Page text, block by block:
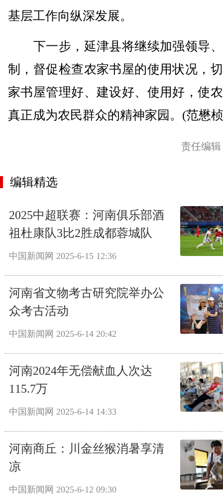
基层工作向纵深发展。
下一步，延津县将继续加强领导
制，督促检查农家书屋的使用状况，
家书屋管理好、建设好、使用好，使
真正成为农民群众的精神家园。(范懋
责任编
编辑精选
2025中超联赛：河南俱乐部酒
祖杜康队3比2胜成都蓉城队
中国新闻网 2025-6-15 12:36
河南省文物考古研究院举办公
众考古活动
中国新闻网 2025-6-14 20:42
河南2024年无偿献血人次达
115.7万
中国新闻网 2025-6-14 14:33
河南商丘：川金丝猴消暑享清
凉
中国新闻网 2025-6-12 09:30